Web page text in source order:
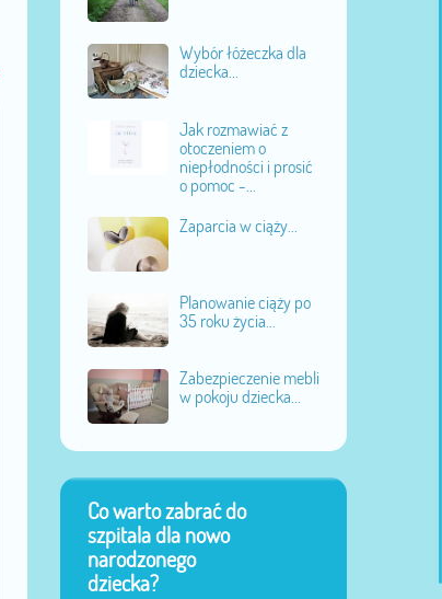
Wybór łóżeczka dla
dziecka...
Jak rozmawiać z
otoczeniem o
niepłodności i prosić
o pomoc -...
Zaparcia w ciąży...
Planowanie ciąży po
35 roku życia...
Zabezpieczenie mebli
w pokoju dziecka...
Co warto zabrać do
szpitala dla nowo
narodzonego
dziecka?